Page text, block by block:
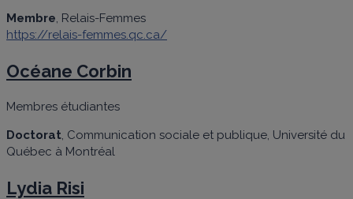
Membre , Relais-Femmes
https://relais-femmes.qc.ca/
Océane Corbin
Membres étudiantes
Doctorat , Communication sociale et publique, Université du
Québec à Montréal
Lydia Risi